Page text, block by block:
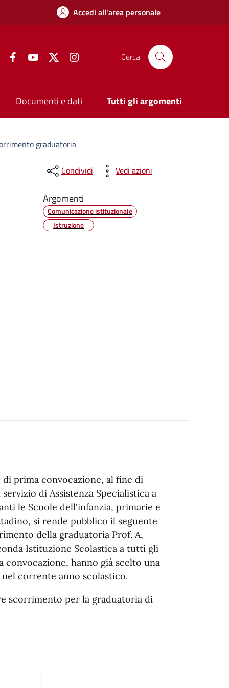
Accedi all'area personale
FacebookYouTube Twitter Cerca
Documenti e dati Tutti gli argomenti
graduatoria
Condividi Vedi azioni
Argomenti
Comunicazione istituzionale
Istruzione
prima convocazione, al fine di
di Assistenza Specialistica a
le Scuole dell'infanzia, primarie e
si rende pubblico il seguente
della graduatoria Prof. A,
Istituzione Scolastica a tutti gli
hanno già scelto una
corrente anno scolastico.
scorrimento per la graduatoria di